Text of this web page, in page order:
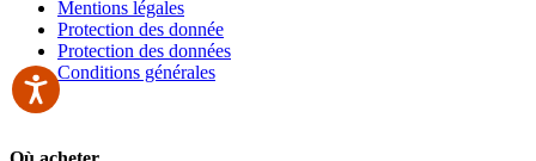
Mentions légales
Protection des donnée
Protection des données
Conditions générales